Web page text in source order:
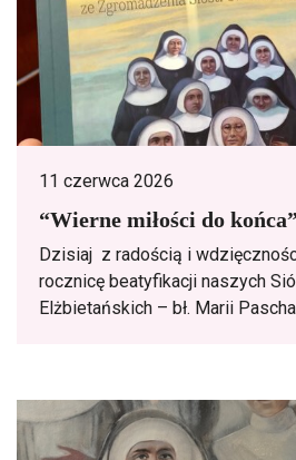
11 czerwca 2026
“Wierne miłości do końca”
Dzisiaj z radością i
rocznicę beatyfikacji naszych
Elżbietańskich – bł. Marii